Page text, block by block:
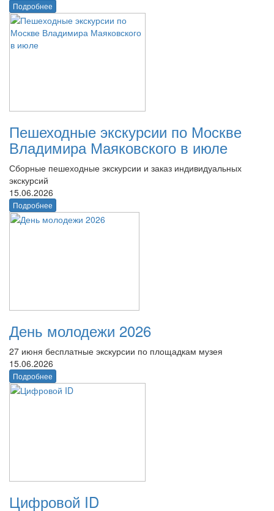
Подробнее
Пешеходные экскурсии по Москве
Владимира Маяковского в июле
Сборные пешеходные экскурсии и заказ индивидуальных
экскурсий
15.06.2026
Подробнее
День молодежи 2026
27 июня бесплатные экскурсии по площадкам музея
15.06.2026
Подробнее
Цифровой ID